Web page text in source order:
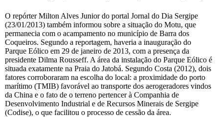
O repórter Milton Alves Junior do portal Jornal do Dia Sergipe
(23/01/2013) também informou sobre a situação do Motu, que
permanecia com o acampamento no município de Barra dos
Coqueiros. Segundo a reportagem, haveria a inauguração do
Parque Eólico em 29 de janeiro de 2013, com a presença da
presidente Dilma Rousseff. A área da instalação do Parque Eólico é
situada exatamente na Praia do Jatobá. Segundo Costa (2012), dois
fatores corroboraram na escolha do local: a proximidade do porto
marítimo (TMIB) favorável ao transporte dos aerogeradores vindos
da China e o fato de o terreno pertencer à Companhia de
Desenvolvimento Industrial e de Recursos Minerais de Sergipe
(Codise), o que facilitou o processo de cessão da área.